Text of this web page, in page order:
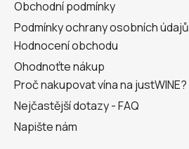
Obchodní podmínky
Podmínky ochrany osobních údajů
Hodnocení obchodu
Ohodnoťte nákup
Proč nakupovat vína na justWINE?
Nejčastější dotazy - FAQ
Napište nám